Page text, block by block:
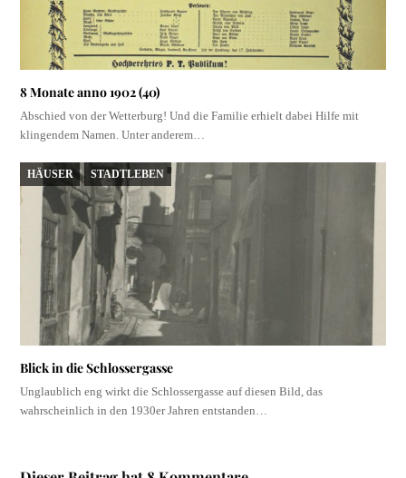
8 Monate anno 1902 (40)
Abschied von der Wetterburg! Und die Familie erhielt dabei Hilfe mit
klingendem Namen. Unter anderem…
HÄUSER STADTLEBEN
Blick in die Schlossergasse
Unglaublich eng wirkt die Schlossergasse auf diesen Bild, das
wahrscheinlich in den 1930er Jahren entstanden…